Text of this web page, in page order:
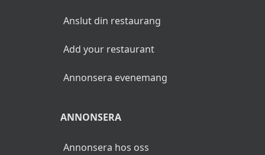
Anslut din restaurang
Add your restaurant
Annonsera evenemang
ANNONSERA
Annonsera hos oss